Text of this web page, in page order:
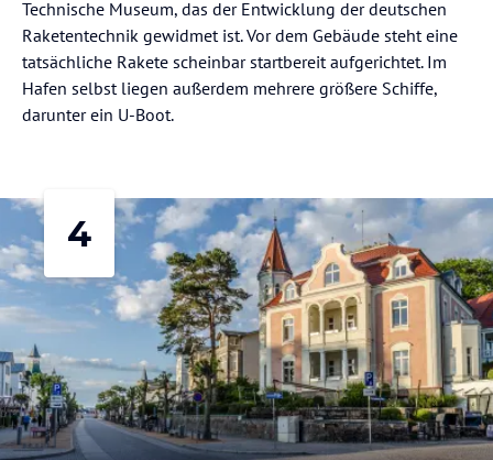
Technische Museum, das der Entwicklung der deutschen
Raketentechnik gewidmet ist. Vor dem Gebäude steht eine
tatsächliche Rakete scheinbar startbereit aufgerichtet. Im
Hafen selbst liegen außerdem mehrere größere Schiffe,
darunter ein U-Boot.
4